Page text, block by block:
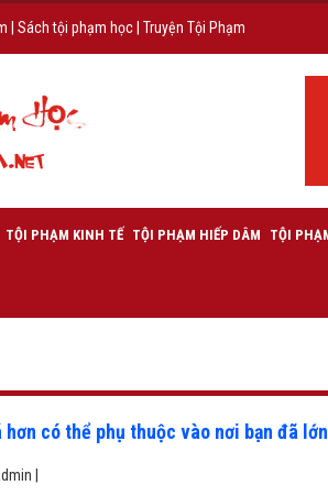
Sách tội phạm học Truyện Tội Phạm
TỘI PHẠM KINH TẾ TỘI PHẠM HIẾP DÂM TỘI
có thể phụ thuộc vào nơi bạn đã